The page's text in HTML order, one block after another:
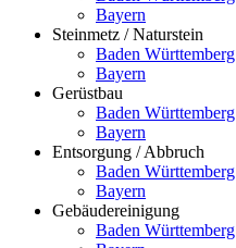
Bayern
Steinmetz / Naturstein
Baden Württemberg
Bayern
Gerüstbau
Baden Württemberg
Bayern
Entsorgung / Abbruch
Baden Württemberg
Bayern
Gebäudereinigung
Baden Württemberg